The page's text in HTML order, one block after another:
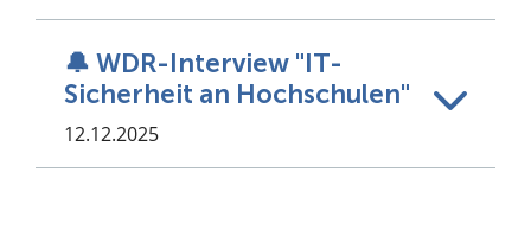
🔔 WDR-Interview "IT-
Sicherheit an Hochschulen"
12.12.2025